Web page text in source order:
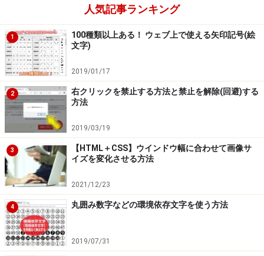
人気記事ランキング
1
100種類以上ある！ ウェブ上で使える矢印記号(絵
文字)
2019/01/17
2
右クリックを禁止する方法と禁止を解除(回避)する
方法
2019/03/19
3
【HTML＋CSS】ウインドウ幅に合わせて画像サ
イズを変化させる方法
2021/12/23
4 丸囲み数字などの環境依存文字を使う方法
2019/07/31